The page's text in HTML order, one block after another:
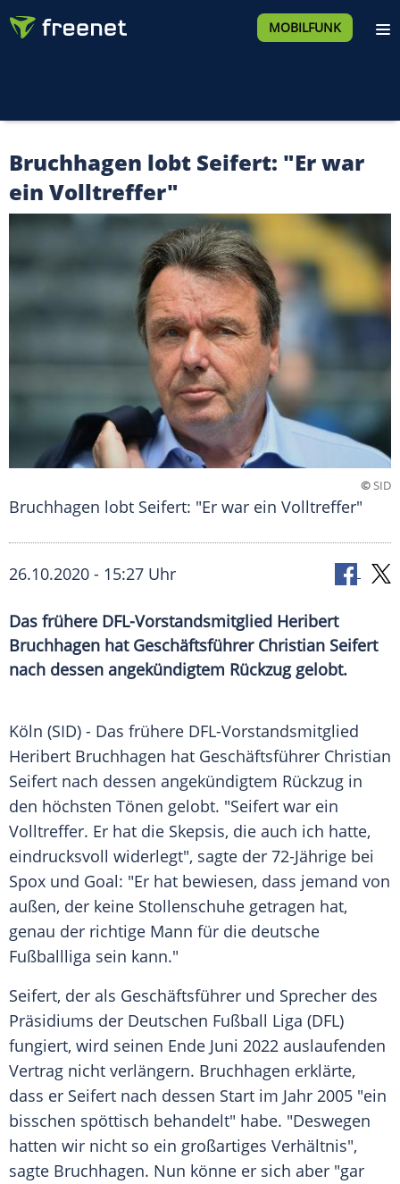
MOBILFUNK
Bruchhagen lobt Seifert: "Er war
ein Volltreffer"
©SID
Bruchhagen lobt Seifert: "Er war ein Volltreffer"
26.10.2020 - 15:27 Uhr
Das frühere DFL-Vorstandsmitglied Heribert
Bruchhagen hat Geschäftsführer Christian Seifert
nach dessen angekündigtem Rückzug gelobt.
Köln (SID) - Das frühere DFL-Vorstandsmitglied
Heribert Bruchhagen hat Geschäftsführer Christian
Seifert nach dessen angekündigtem Rückzug in
den höchsten Tönen gelobt. "Seifert war ein
Volltreffer. Er hat die Skepsis, die auch ich hatte,
eindrucksvoll widerlegt", sagte der 72-Jährige bei
Spox und Goal: "Er hat bewiesen, dass jemand von
außen, der keine Stollenschuhe getragen hat,
genau der richtige Mann für die deutsche
Fußballliga sein kann."
Seifert, der als Geschäftsführer und Sprecher des
Präsidiums der Deutschen Fußball Liga (DFL)
fungiert, wird seinen Ende Juni 2022 auslaufenden
Vertrag nicht verlängern. Bruchhagen erklärte,
dass er Seifert nach dessen Start im Jahr 2005 "ein
bisschen spöttisch behandelt" habe. "Deswegen
hatten wir nicht so ein großartiges Verhältnis",
sagte Bruchhagen. Nun könne er sich aber "gar